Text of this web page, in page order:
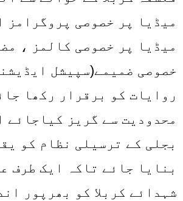
میڈیا پر خصوصی پروگرامز
میڈیا پر خصوصی کالمز ،
خصوصی ضمیمے(سپیشل
روایات کو برقرار رکھا
محدودیت سے گریز کیاجائے
بجلی کے ترسیلی نظام کو
بنایا جائے تاکہ ایک طرف
شہدائے کربلا کو بھرپور